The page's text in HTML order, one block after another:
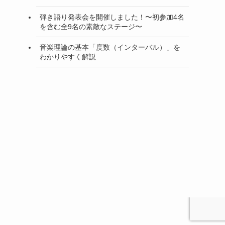
弾き語り発表会を開催しました！〜初参加4名
を含む全9名の素敵なステージ〜
音楽理論の基本「度数（インターバル）」を
わかりやすく解説